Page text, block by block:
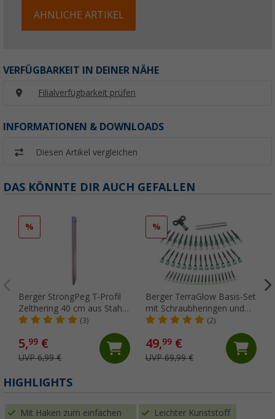
ÄHNLICHE ARTIKEL
VERFÜGBARKEIT IN DEINER NÄHE
Filialverfügbarkeit prüfen
INFORMATIONEN & DOWNLOADS
Diesen Artikel vergleichen
DAS KÖNNTE DIR AUCH GEFALLEN
%
Berger StrongPeg T-Profil
Zelthering 40 cm aus Stahl
für harte Böden (1 Stück)
(3)
5,99 €
UVP 6,99 €
%
Berger TerraGlow Basis-Set
mit Schraubheringen und
Eindrehhilfe, 134-teilig
(2)
49,99€
UVP 69,99 €
HIGHLIGHTS
Mit Haken zum einfachen
Leichter Kunststoff